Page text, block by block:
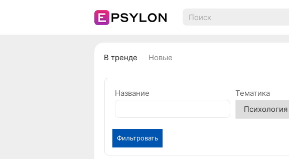
В тренде Новые
Название Тематика
Фильтровать